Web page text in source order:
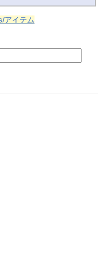
アイテム